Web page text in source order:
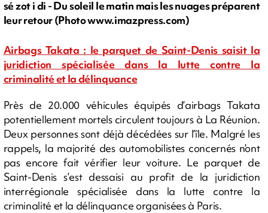
sé zot i di - Du soleil le matin mais les nuages préparent
leur retour (Photo www.imazpress.com)
Airbags Takata : le parquet de Saint-Denis saisit la
juridiction spécialisée dans la lutte contre la
criminalité et la délinquance
Près de 20.000 véhicules équipés d’airbags Takata
potentiellement mortels circulent toujours à La Réunion.
Deux personnes sont déjà décédées sur l’île. Malgré les
rappels, la majorité des automobilistes concernés n’ont
pas encore fait vérifier leur voiture. Le parquet de
Saint-Denis s’est dessaisi au profit de la juridiction
interrégionale spécialisée dans la lutte contre la
criminalité et la délinquance organisées à Paris.